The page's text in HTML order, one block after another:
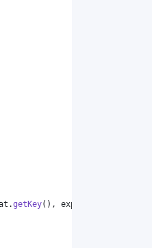
.getKey(), exportFormat